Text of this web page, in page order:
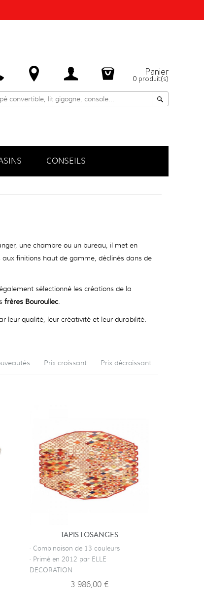
Panier
0 produit(s)
CONSEILS
une chambre ou un bureau, il met en
finitions haut de gamme, déclinés dans de
sélectionné les créations de la
frères Bouroullec.
leur qualité, leur créativité et leur durabilité.
Prix croissant Prix décroissant
TAPIS LOSANGES
· Combinaison de 13 couleurs
· Primé en 2012 par ELLE
DECORATION
3 986,00 €